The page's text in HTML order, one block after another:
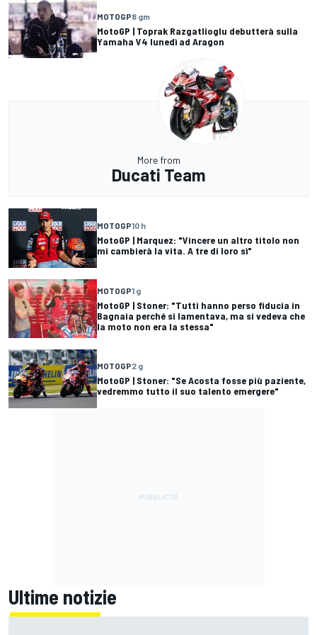
MOTOGP8 gm
MotoGP | Toprak Razgatlioglu debutterà sulla
Yamaha V4 lunedì ad Aragon
More from
Ducati Team
MOTOGP10 h
MotoGP | Marquez: "Vincere un altro titolo non
mi cambierà la vita. A tre di loro sì"
MOTOGP1 g
MotoGP | Stoner: "Tutti hanno perso fiducia in
Bagnaia perché si lamentava, ma si vedeva che
la moto non era la stessa"
MOTOGP2 g
MotoGP | Stoner: "Se Acosta fosse più paziente,
vedremmo tutto il suo talento emergere"
Ultime notizie